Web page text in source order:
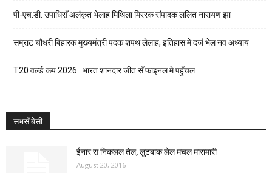
पी-एच.डी. उपाधिसँ अलंकृत भेलाह मिथिला मिररक संपादक ललित नारायण झा
सम्राट चौधरी बिहारक मुख्यमंत्री पदक शपथ लेलाह, इतिहास मे दर्ज भेल नव अध्याय
T20 वर्ल्ड कप 2026 : भारत शानदार जीत सँ फाइनल मे पहुँचल
सभसँ बेसी
ईनार स निकलल तेल, लुटबाक लेल मचल मारामारी
August 20, 2016